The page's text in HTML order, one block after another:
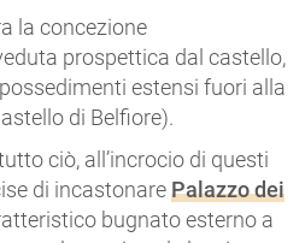
la concezione
prospettica dal castello,
estensi fuori alla
di Belfiore).
ciò, all’incrocio di questi
di incastonarePalazzo dei
bugnato esterno a